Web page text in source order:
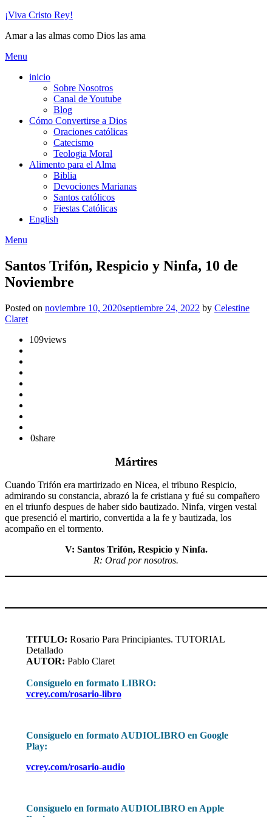
Skip
content
¡Viva Cristo Rey!
Amar a las almas como Dios las ama
Menu
inicio
Sobre Nosotros
Canal de Youtube
Blog
Cómo Convertirse a Dios
Oraciones católicas
Catecismo
Teologia Moral
Alimento para el Alma
Biblia
Devociones Marianas
Santos católicos
Fiestas Católicas
English
Menu
Santos Trifón, Respicio y Ninfa, 10 de
Noviembre
Posted on noviembre 10, 2020septiembre 24, 2022 by Celestine
Claret
109views
0share
Mártires
Cuando Trifón era martirizado en Nicea, el tribuno Respicio,
admirando su constancia, abrazó la fe cristiana y fué su compañero
en el triunfo despues de haber sido bautizado. Ninfa, virgen vestal
que presenció el martirio, convertida a la fe y bautizada, los
acompaño en el tormento.
V: Santos Trifón, Respicio y Ninfa.
R: Orad por nosotros.
TITULO: Rosario Para Principiantes. TUTORIAL
Detallado
AUTOR: Pablo Claret
Consíguelo en formato LIBRO:
vcrey.com/rosario-libro
Consíguelo en formato AUDIOLIBRO en Google
Play:
vcrey.com/rosario-audio
Consíguelo en formato AUDIOLIBRO en Apple